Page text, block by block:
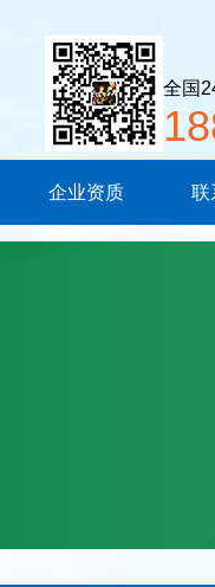
全国
企业资质 联